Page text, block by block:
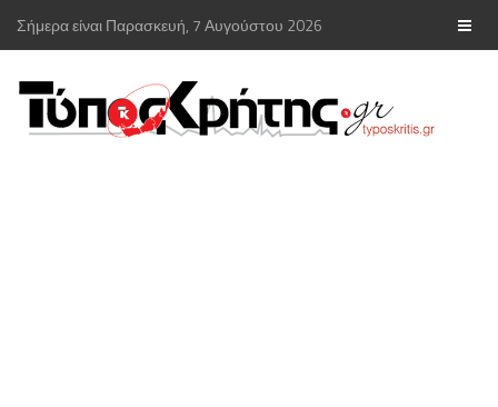
Σήμερα είναι Παρασκευή, 7 Αυγούστου 2026